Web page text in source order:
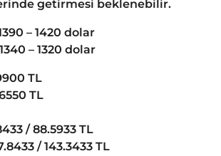
getirmesi beklenebilir.
– 1420 dolar
– 1320 dolar
TL
TL
/ 88.5933 TL
/ 143.3433 TL